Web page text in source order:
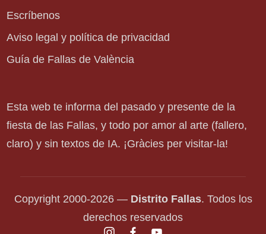
Escríbenos
Aviso legal y política de privacidad
Guía de Fallas de València
Esta web te informa del pasado y presente de la
fiesta de las Fallas, y todo por amor al arte (fallero,
claro) y sin textos de IA. ¡Gràcies per visitar-la!
Copyright 2000-2026 — Distrito Fallas. Todos los
derechos reservados